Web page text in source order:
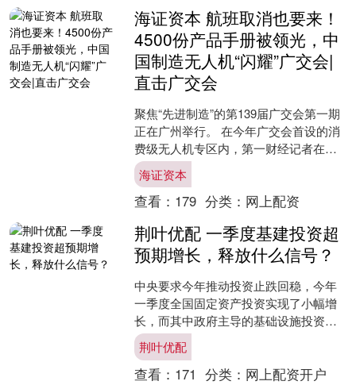
海证资本 航班取消也要来！
4500份产品手册被领光，中
国制造无人机“闪耀”广交会|
直击广交会
聚焦“先进制造”的第139届广交会第一期
正在广州举行。 在今年广交会首设的消
费级无人机专区内，第一财经记者在现
场看到，能照亮三个足球场的照明无人
机、搭载抛投器和....
海证资本
查看： 179 分类： 网上配资
荆叶优配 一季度基建投资超
预期增长，释放什么信号？
中央要求今年推动投资止跌回稳，今年
一季度全国固定资产投资实现了小幅增
长，而其中政府主导的基础设施投资
（下称基建投资）增速表现亮眼。 国家
统计局最新数据显示，今年....
荆叶优配
查看： 171 分类： 网上配资开户